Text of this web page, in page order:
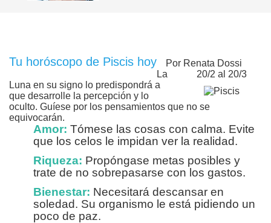
Tu horóscopo de Piscis hoy
Por Renata Dossi
20/2 al 20/3
La
Luna en su signo lo predispondrá a
que desarrolle la percepción y lo
oculto. Guíese por los pensamientos que no se
equivocarán.
Amor: Tómese las cosas con calma. Evite
que los celos le impidan ver la realidad.
Riqueza: Propóngase metas posibles y
trate de no sobrepasarse con los gastos.
Bienestar: Necesitará descansar en
soledad. Su organismo le está pidiendo un
poco de paz.